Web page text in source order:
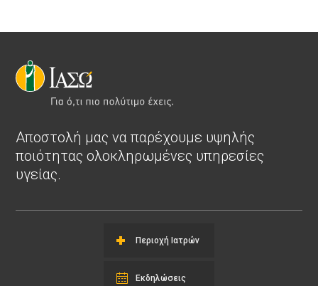
Αποστολή μας να παρέχουμε υψηλής
ποιότητας ολοκληρωμένες υπηρεσίες
υγείας.
Περιοχή Ιατρών
Εκδηλώσεις